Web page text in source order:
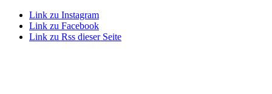
Link zu Instagram
Link zu Facebook
Link zu Rss dieser Seite